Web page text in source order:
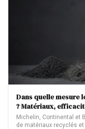
Dans quelle mesure
? Matériaux,
Michelin, Continental et
de matériaux recyclés